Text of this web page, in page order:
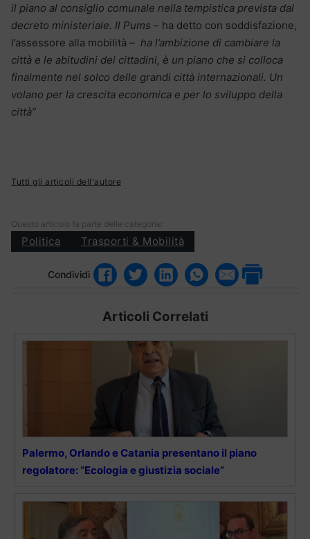
il piano al consiglio comunale nella tempistica prevista dal
decreto ministeriale. Il Pums – ha detto con soddisfazione,
l’assessore alla mobilità – ha l’ambizione di cambiare la
città e le abitudini dei cittadini, è un piano che si colloca
finalmente nel solco delle grandi città internazionali. Un
volano per la crescita economica e per lo sviluppo della
città”
Tutti gli articoli dell'autore
Questo articolo fa parte delle categorie:
Politica Trasporti & Mobilità
Condividi
Articoli Correlati
Palermo, Orlando e Catania presentano il piano
regolatore: “Ecologia e giustizia sociale”